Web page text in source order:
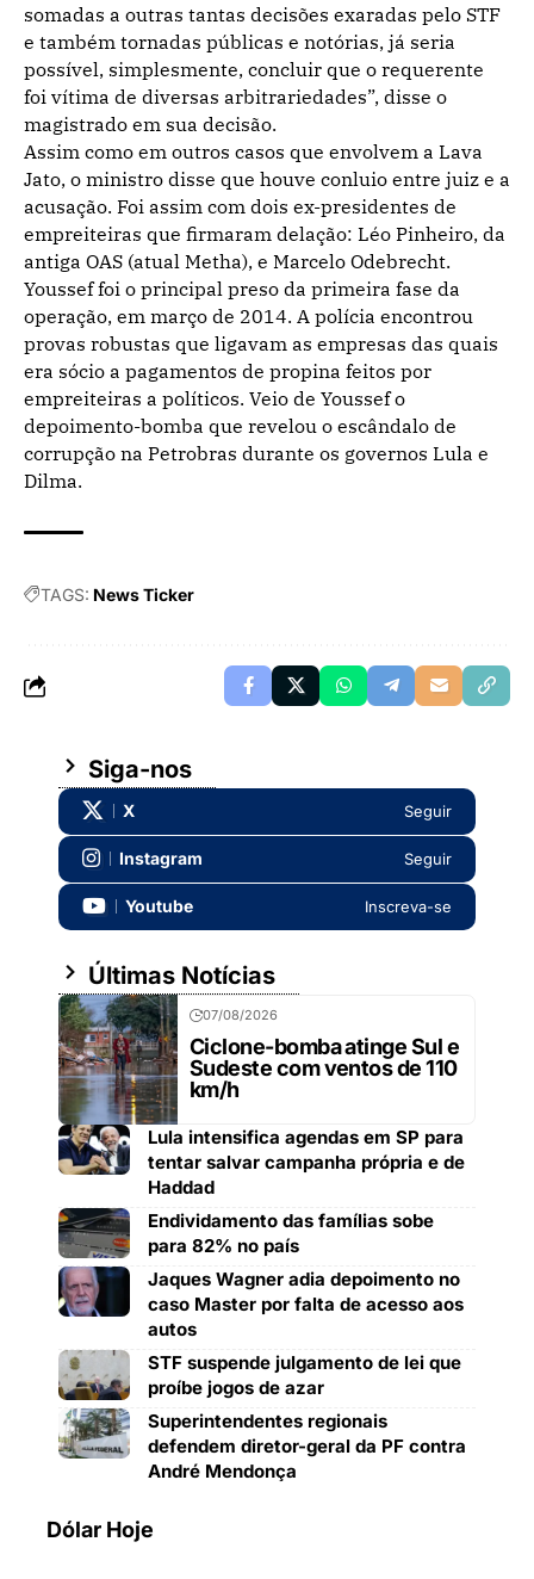
somadas a outras tantas decisões exaradas pelo STF
e também tornadas públicas e notórias, já seria
possível, simplesmente, concluir que o requerente
foi vítima de diversas arbitrariedades”, disse o
magistrado em sua decisão.
Assim como em outros casos que envolvem a Lava
Jato, o ministro disse que houve conluio entre juiz e a
acusação. Foi assim com dois ex-presidentes de
empreiteiras que firmaram delação: Léo Pinheiro, da
antiga OAS (atual Metha), e Marcelo Odebrecht.
Youssef foi o principal preso da primeira fase da
operação, em março de 2014. A polícia encontrou
provas robustas que ligavam as empresas das quais
era sócio a pagamentos de propina feitos por
empreiteiras a políticos. Veio de Youssef o
depoimento-bomba que revelou o escândalo de
corrupção na Petrobras durante os governos Lula e
Dilma.
TAGS: News Ticker
Siga-nos
X Seguir
Instagram Seguir
Youtube Inscreva-se
Últimas Notícias
07/08/2026
Ciclone-bomba atinge Sul e
Sudeste com ventos de 110
km/h
Lula intensifica agendas em SP para
tentar salvar campanha própria e de
Haddad
Endividamento das famílias sobe
para 82% no país
Jaques Wagner adia depoimento no
caso Master por falta de acesso aos
autos
STF suspende julgamento de lei que
proíbe jogos de azar
Superintendentes regionais
defendem diretor-geral da PF contra
André Mendonça
Dólar Hoje